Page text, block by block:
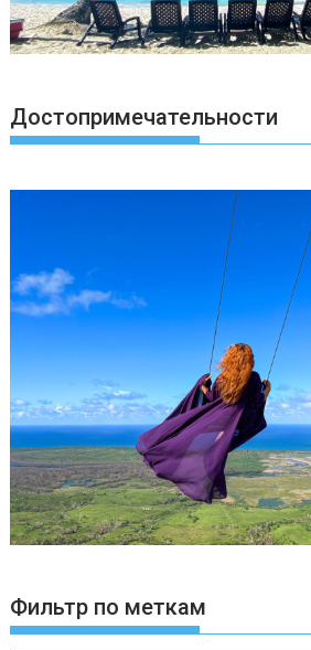
Достопримечательности
Фильтр по меткам